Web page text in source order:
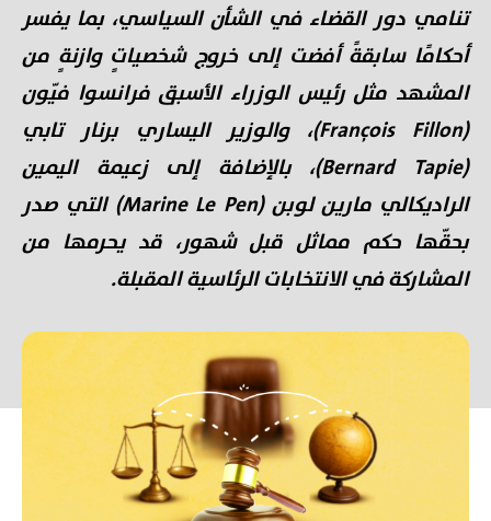
تنامي دور القضاء في الشأن السياسي، بما يفسر
أحكامًا سابقةً أفضت إلى خروج شخصياتٍ وازنةٍ من
المشهد مثل رئيس الوزراء الأسبق فرانسوا فيّون
(François Fillon)، والوزير اليساري برنار تابي
(Bernard Tapie)، بالإضافة إلى زعيمة اليمين
الراديكالي مارين لوبن (Marine Le Pen) التي صدر
بحقّها حكم مماثل قبل شهور، قد يحرمها من
المشاركة في الانتخابات الرئاسية المقبلة.